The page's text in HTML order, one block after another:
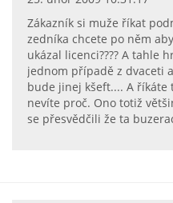
Zákazník si muže říkat
zedníka chcete po něm
ukázal licenci???? A tahle
jednom případě z dvaceti
bude jinej kšeft.... A říkáte
nevíte proč. Ono totiž
se přesvědčili že ta